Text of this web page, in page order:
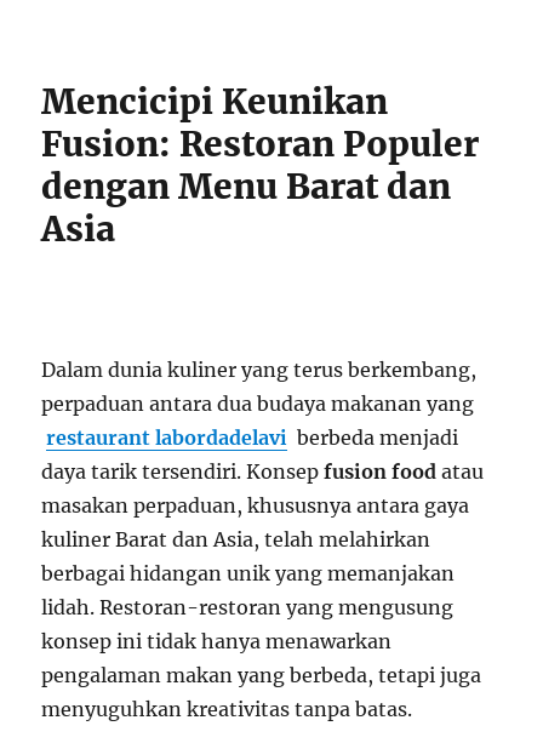
Mencicipi Keunikan
Fusion: Restoran Populer
dengan Menu Barat dan
Asia
Dalam dunia kuliner yang terus berkembang,
perpaduan antara dua budaya makanan yang
restaurant labordadelavi berbeda menjadi
daya tarik tersendiri. Konsepfusion food atau
masakan perpaduan, khususnya antara gaya
kuliner Barat dan Asia, telah melahirkan
berbagai hidangan unik yang memanjakan
lidah. Restoran-restoran yang mengusung
konsep ini tidak hanya menawarkan
pengalaman makan yang berbeda, tetapi juga
menyuguhkan kreativitas tanpa batas.